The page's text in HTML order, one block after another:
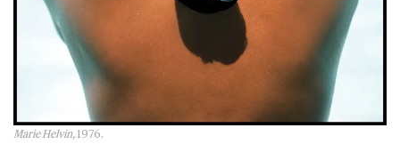
Marie Helvin, 1976.